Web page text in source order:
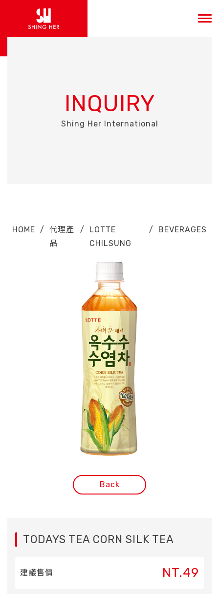
INQUIRY
Shing Her International
HOME /
代理產
品
/
LOTTE
CHILSUNG
/ BEVERAGES
Back
TODAYS TEA CORN SILK TEA
建議售價 NT.49